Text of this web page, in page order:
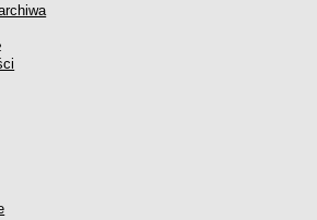
PEDAGOGICZNE